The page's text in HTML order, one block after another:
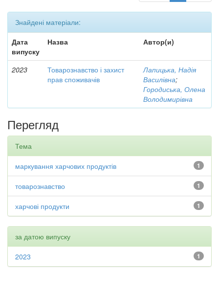
Знайдені матеріали:
Дата
випуску
Назва Автор(и)
2023
Товарознавство і захист
прав споживачів
Лапицька, Надія
Василівна;
Городиська, Олена
Володимирівна
Перегляд
Тема
1
маркування харчових продуктів
1
товарознавство
1
харчові продукти
за датою випуску
1
2023